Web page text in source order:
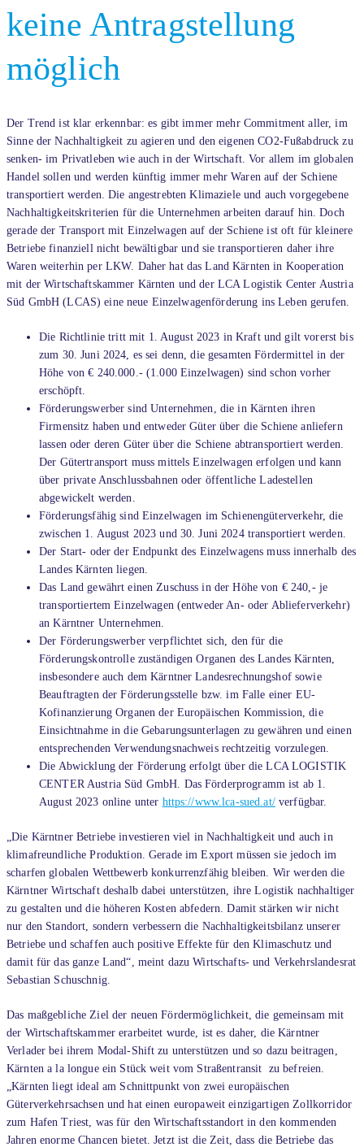
keine Antragstellung
möglich
Der Trend ist klar erkennbar: es gibt immer mehr Commitment aller, im
Sinne der Nachhaltigkeit zu agieren und den eigenen CO2-Fußabdruck zu
senken- im Privatleben wie auch in der Wirtschaft. Vor allem im globalen
Handel sollen und werden künftig immer mehr Waren auf der Schiene
transportiert werden. Die angestrebten Klimaziele und auch vorgegebene
Nachhaltigkeitskriterien für die Unternehmen arbeiten darauf hin. Doch
gerade der Transport mit Einzelwagen auf der Schiene ist oft für kleinere
Betriebe finanziell nicht bewältigbar und sie transportieren daher ihre
Waren weiterhin per LKW. Daher hat das Land Kärnten in Kooperation
mit der Wirtschaftskammer Kärnten und der LCA Logistik Center Austria
Süd GmbH (LCAS) eine neue Einzelwagenförderung ins Leben gerufen.
Die Richtlinie tritt mit 1. August 2023 in Kraft und gilt vorerst bis
zum 30. Juni 2024, es sei denn, die gesamten Fördermittel in der
Höhe von € 240.000.- (1.000 Einzelwagen) sind schon vorher
erschöpft.
Förderungswerber sind Unternehmen, die in Kärnten ihren
Firmensitz haben und entweder Güter über die Schiene anliefern
lassen oder deren Güter über die Schiene abtransportiert werden.
Der Gütertransport muss mittels Einzelwagen erfolgen und kann
über private Anschlussbahnen oder öffentliche Ladestellen
abgewickelt werden.
Förderungsfähig sind Einzelwagen im Schienengüterverkehr, die
zwischen 1. August 2023 und 30. Juni 2024 transportiert werden.
Der Start- oder der Endpunkt des Einzelwagens muss innerhalb des
Landes Kärnten liegen.
Das Land gewährt einen Zuschuss in der Höhe von € 240,- je
transportiertem Einzelwagen (entweder An- oder Ablieferverkehr)
an Kärntner Unternehmen.
Der Förderungswerber verpflichtet sich, den für die
Förderungskontrolle zuständigen Organen des Landes Kärnten,
insbesondere auch dem Kärntner Landesrechnungshof sowie
Beauftragten der Förderungsstelle bzw. im Falle einer EU-
Kofinanzierung Organen der Europäischen Kommission, die
Einsichtnahme in die Gebarungsunterlagen zu gewähren und einen
entsprechenden Verwendungsnachweis rechtzeitig vorzulegen.
Die Abwicklung der Förderung erfolgt über die LCA LOGISTIK
CENTER Austria Süd GmbH. Das Förderprogramm ist ab 1.
August 2023 online unter https://www.lca-sued.at/verfügbar.
„Die Kärntner Betriebe investieren viel in Nachhaltigkeit und auch in
klimafreundliche Produktion. Gerade im Export müssen sie jedoch im
scharfen globalen Wettbewerb konkurrenzfähig bleiben. Wir werden die
Kärntner Wirtschaft deshalb dabei unterstützen, ihre Logistik nachhaltiger
zu gestalten und die höheren Kosten abfedern. Damit stärken wir nicht
nur den Standort, sondern verbessern die Nachhaltigkeitsbilanz unserer
Betriebe und schaffen auch positive Effekte für den Klimaschutz und
damit für das ganze Land“, meint dazu Wirtschafts- und Verkehrslandesrat
Sebastian Schuschnig.
Das maßgebliche Ziel der neuen Fördermöglichkeit, die gemeinsam mit
der Wirtschaftskammer erarbeitet wurde, ist es daher, die Kärntner
Verlader bei ihrem Modal-Shift zu unterstützen und so dazu beitragen,
Kärnten a la longue ein Stück weit vom Straßentransit zu befreien.
„Kärnten liegt ideal am Schnittpunkt von zwei europäischen
Güterverkehrsachsen und hat einen europaweit einzigartigen Zollkorridor
zum Hafen Triest, was für den Wirtschaftsstandort in den kommenden
Jahren enorme Chancen bietet. Jetzt ist die Zeit, dass die Betriebe das